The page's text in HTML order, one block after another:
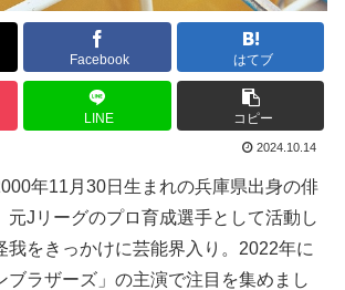
Facebook はてブ
LINE コピー
2024.10.14
年11月30日生まれの兵庫県出身の俳
元Jリーグのプロ育成選手として活動し
我をきっかけに芸能界入り。2022年に
ブラザーズ」の主演で注目を集めまし